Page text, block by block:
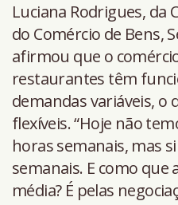
Luciana Rodrigues, da
do Comércio de Bens,
afirmou que o
restaurantes têm
demandas variáveis, o
flexíveis. “Hoje não
horas semanais, mas
semanais. E como que
média? É pelas